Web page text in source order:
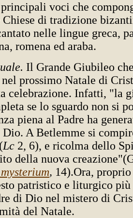
voci che
di tradizione
nelle lingue greca,
romena ed araba.
Il Grande Giubileo
prossimo Natale di
celebrazione. Infatti, "la
se lo sguardo non si
piena al Padre ha
A Betlemme si
Lc 2, 6), e ricolma dello
della nuova
, 14).Ora,
patristico e liturgico più
di Dio nel mistero di
del Natale.